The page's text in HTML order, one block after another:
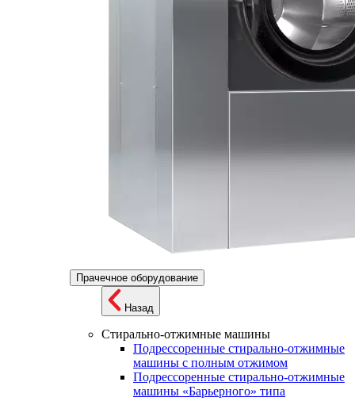
Прачечное оборудование
Назад
Стирально-отжимные машины
Подрессоренные стирально-отжимные
машины с полным отжимом
Подрессоренные стирально-отжимные
машины «Барьерного» типа